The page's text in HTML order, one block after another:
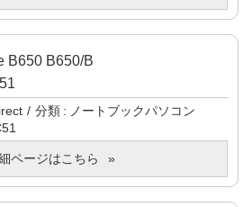
B650 B650/B
分類
ノートブックパソコン
ページはこちら